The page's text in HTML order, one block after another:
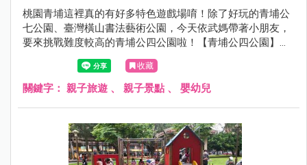
桃園青埔這裡真的有好多特色遊戲場唷！除了好玩的青埔公
七公園、臺灣橫山書法藝術公園，今天依武媽帶著小朋友，
要來挑戰難度較高的青埔公四公園啦！【青埔公四公園】雖
然面積不大，但裏面其實還蠻厲害的。有各種類型的攀爬
網、攀爬牆，還有依武家第一次見到酷似遊樂園的旋轉飛
椅，也太好玩了吧！新奇又有創意的特色遊具，連依武媽看
收藏
關鍵字： 親子旅遊 、 親子景點 、 嬰幼兒